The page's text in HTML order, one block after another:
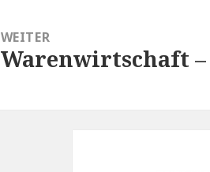
WEITER
Nächster
Warenwirtschaft